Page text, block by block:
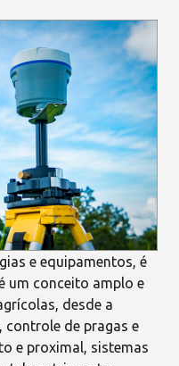
e equipamentos, é
um conceito amplo e
desde a
controle de pragas e
e proximal, sistemas